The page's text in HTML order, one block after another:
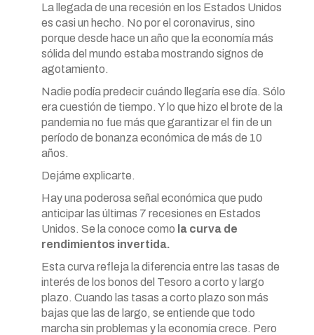
La llegada de una recesión en los Estados Unidos
es casi un hecho. No por el coronavirus, sino
porque desde hace un año que la economía más
sólida del mundo estaba mostrando signos de
agotamiento.
Nadie podía predecir cuándo llegaría ese día. Sólo
era cuestión de tiempo. Y lo que hizo el brote de la
pandemia no fue más que garantizar el fin de un
período de bonanza económica de más de 10
años.
Dejáme explicarte.
Hay una poderosa señal económica que pudo
anticipar las últimas 7 recesiones en Estados
Unidos. Se la conoce como la curva de
rendimientos invertida.
Esta curva refleja la diferencia entre las tasas de
interés de los bonos del Tesoro a corto y largo
plazo. Cuando las tasas a corto plazo son más
bajas que las de largo, se entiende que todo
marcha sin problemas y la economía crece. Pero